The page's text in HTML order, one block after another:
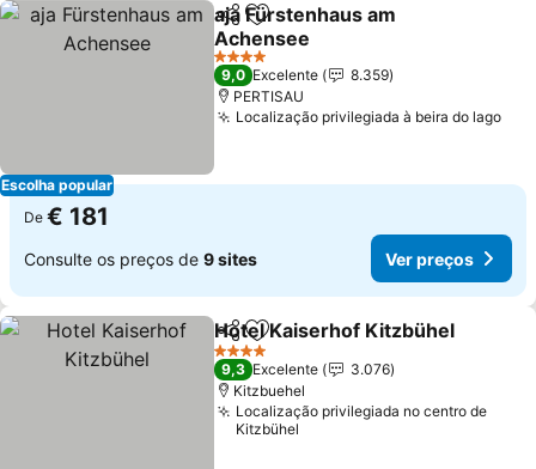
Escolha popular
PartilharAdicionar aos favoritos
aja Fürstenhaus am
Achensee
Ver preços
4 Estrelas
9,0 Excelente
8.359
PERTISAU
Localização privilegiada à beira do lago
De € 181
Consulte os preços de 9 sites Ver preços
PartilharAdicionar aos favoritos
Hotel Kaiserhof Kitzbühel
4 Estrelas
9,3 Excelente
3.076
Kitzbuehel
Localização privilegiada no centro de
Kitzbühel